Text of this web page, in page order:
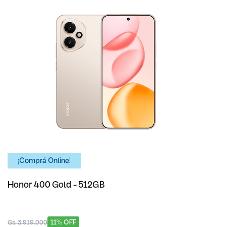
¡Comprá Online!
Honor 400 Gold - 512GB
11% OFF
Gs. 3.919.000